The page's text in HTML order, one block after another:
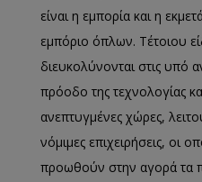
είναι η εμπορία και η
εμπόριο όπλων. Τέτοιου
διευκολύνονται στις υπό
πρόοδο της τεχνολογίας
ανεπτυγμένες χώρες,
νόμιμες επιχειρήσεις, οι
προωθούν στην αγορά τα